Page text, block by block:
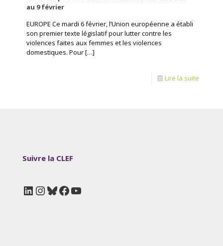
au 9 février
EUROPE Ce mardi 6 février, l’Union européenne a établi
son premier texte législatif pour lutter contre les
violences faites aux femmes et les violences
domestiques. Pour[…]
Lire la suite
Suivre la CLEF
LinkedIn
Instagram
Bluesky
Facebook
YouTube